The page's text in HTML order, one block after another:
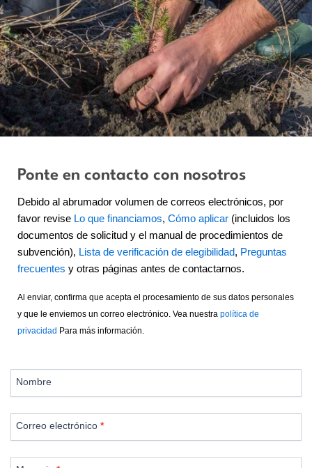
Ponte en contacto con nosotros
Debido al abrumador volumen de correos electrónicos, por
favor revise Lo que financiamos, Cómo aplicar (incluidos los
documentos de solicitud y el manual de procedimientos de
subvención), Lista de verificación de elegibilidad, Preguntas
frecuentes y otras páginas antes de contactarnos.
Al enviar, confirma que acepta el procesamiento de sus datos personales
y que le enviemos un correo electrónico. Vea nuestra política de
privacidad Para más información.
Nombre
Correo electrónico *